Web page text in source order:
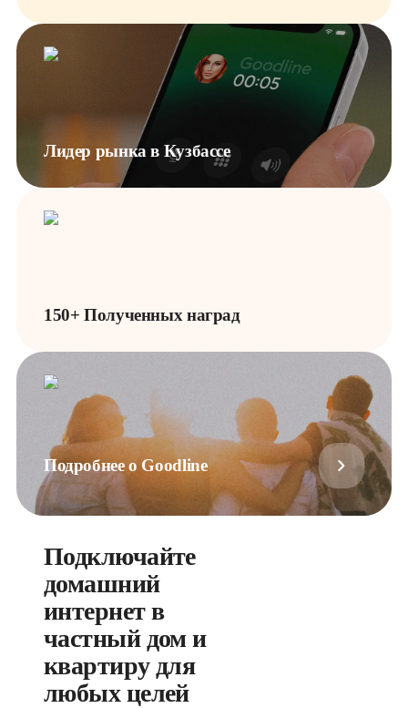
Лидер рынка в Кузбассе
150+ Полученных наград
Подробнее о Goodline
Подключайте
домашний
интернет в
частный дом и
квартиру для
любых целей